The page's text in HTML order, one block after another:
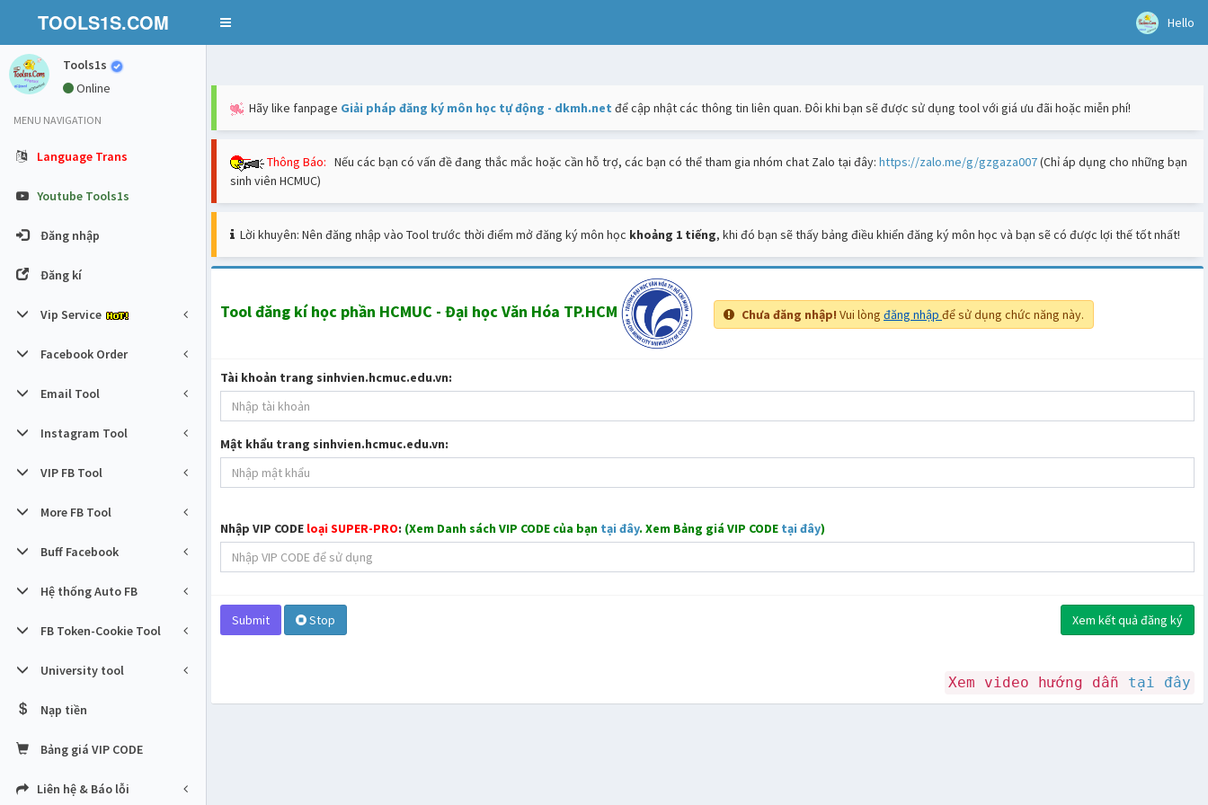
TOOLS1S.COM
Toggle
Hello
Tools1s
Online
MENU NAVIGATION
Language Trans
Youtube Tools1s
Đăng nhập
Đăng kí
Vip Service
Facebook Order
Email Tool
Instagram Tool
VIP FB Tool
More FB Tool
Buff Facebook
Hệ thống Auto FB
FB Token-Cookie Tool
University tool
Nạp tiền
Bảng giá VIP CODE
Liên hệ & Báo lỗi
Hãy like fanpage Giải pháp đăng ký môn học tự động - dkmh.net để cập nhật các thông tin liên quan. Đôi khi bạn sẽ được sử dụng tool với giá ưu đãi hoặc miễn phí!
Thông Báo: Nếu các bạn có vấn đề đang thắc mắc hoặc cần hỗ trợ, các bạn có thể tham gia nhóm chat Zalo tại đây: https://zalo.me/g/gzgaza007(Chỉ áp dụng cho những bạn
sinh viên HCMUC)
Lời khuyên: Nên đăng nhập vào Tool trước thời điểm mở đăng ký môn học khoảng 1 tiếng, khi đó bạn sẽ thấy bảng điều khiển đăng ký môn học và bạn sẽ có được lợi thế tốt nhất!
Tool đăng kí học phần HCMUC - Đại học Văn Hóa TP.HCM Chưa đăng nhập! Vui lòng đăng nhập để sử dụng chức năng này.
Tài khoản trang sinhvien.hcmuc.edu.vn:
Mật khẩu trang sinhvien.hcmuc.edu.vn:
Nhập VIP CODE loại SUPER-PRO: (Xem Danh sách VIP CODE của bạn tại đây. Xem Bảng giá VIP CODE tại đây)
Submit Stop Xem kết quả đăng ký
Xem video hướng dẫn tại đây